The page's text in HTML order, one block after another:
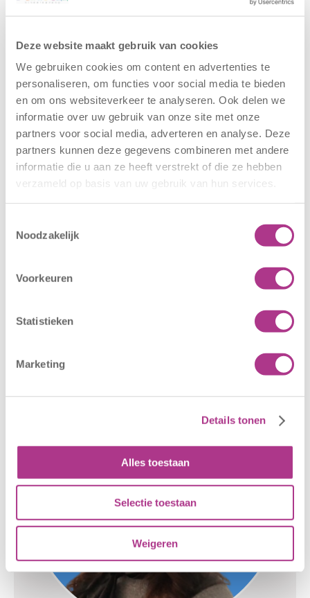
Deze website maakt gebruik van cookies
We gebruiken cookies om content en advertenties te
personaliseren, om functies voor social media te bieden
en om ons websiteverkeer te analyseren. Ook delen we
informatie over uw gebruik van onze site met onze
partners voor social media, adverteren en analyse. Deze
partners kunnen deze gegevens combineren met andere
informatie die u aan ze heeft verstrekt of die ze hebben
verzameld op basis van uw gebruik van hun services.
Noodzakelijk
Voorkeuren
Statistieken
Marketing
Details tonen
Alles toestaan
Selectie toestaan
Weigeren
buitenschoolse opvang opBSO Nieuwe Langewegen
peuteropvang wordt de activiteit ‘Muziek in de
voorschool’ aangeboden. Klikhiervoor meer
informatie.
Rondleiding aanvragen
3194 DC
LRKP KDV: 212643629